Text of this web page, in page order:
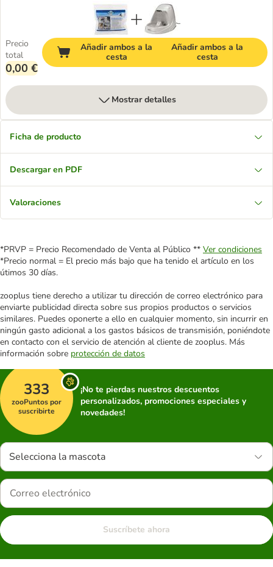
Precio
total
0,00 €
Añadir ambos a la
cesta
Añadir ambos a la
cesta
Mostrar detalles
Ficha de producto
Descargar en PDF
Valoraciones
*PRVP = Precio Recomendado de Venta al Público ** Ver condiciones
*Precio normal = El precio más bajo que ha tenido el artículo en los
útimos 30 días.
zooplus tiene derecho a utilizar tu dirección de correo electrónico para
enviarte publicidad directa sobre sus propios productos o servicios
similares. Puedes oponerte a ello en cualquier momento, sin incurrir en
ningún gasto adicional a los gastos básicos de transmisión, poniéndote
en contacto con el servicio de atención al cliente de zooplus. Más
información sobre protección de datos
333
zooPuntos por
suscribirte
¡No te pierdas nuestros descuentos
personalizados, promociones especiales y
novedades!
Selecciona la mascota
Suscríbete ahora